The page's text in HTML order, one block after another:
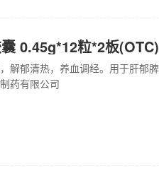
0.45g*12粒*2板(OTC)
药有限公司